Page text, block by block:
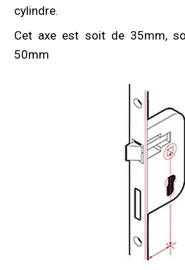
cylindre.
Cet axe est soit de 35mm,
50mm